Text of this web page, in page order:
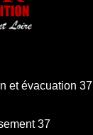
et évacuation 37
37